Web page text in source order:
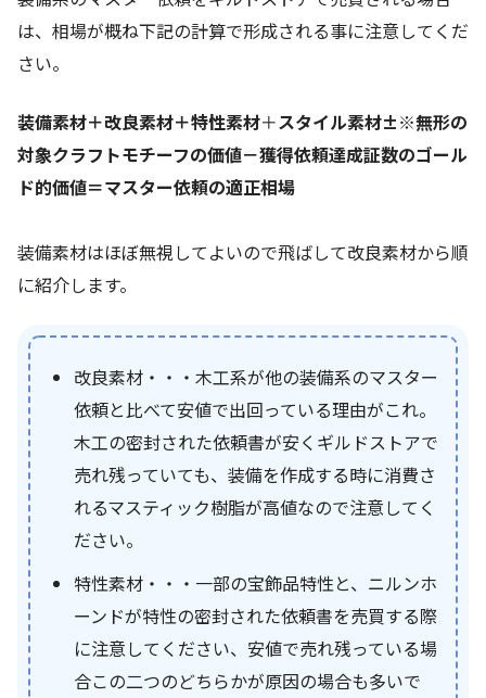
は、相場が概ね下記の計算で形成される事に注意してくだ
さい。
装備素材＋改良素材＋特性素材＋スタイル素材±※無形の
対象クラフトモチーフの価値－獲得依頼達成証数のゴール
ド的価値＝マスター依頼の適正相場
装備素材はほぼ無視してよいので飛ばして改良素材から順
に紹介します。
改良素材・・・木工系が他の装備系のマスター
依頼と比べて安値で出回っている理由がこれ。
木工の密封された依頼書が安くギルドストアで
売れ残っていても、装備を作成する時に消費さ
れるマスティック樹脂が高値なので注意してく
ださい。
特性素材・・・一部の宝飾品特性と、ニルンホ
ーンドが特性の密封された依頼書を売買する際
に注意してください、安値で売れ残っている場
合この二つのどちらかが原因の場合も多いで